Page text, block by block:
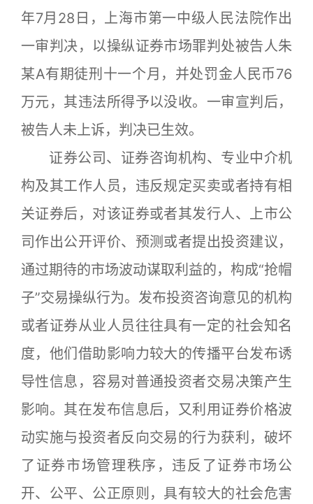
年7月28日，上海市第一中级人民法院作出
一审判决，以操纵证券市场罪判处被告人朱
某A有期徒刑十一个月，并处罚金人民币76
万元，其违法所得予以没收。一审宣判后，
被告人未上诉，判决已生效。
证券公司、证券咨询机构、专业中介机
构及其工作人员，违反规定买卖或者持有相
关证券后，对该证券或者其发行人、上市公
司作出公开评价、预测或者提出投资建议，
通过期待的市场波动谋取利益的，构成“抢帽
子”交易操纵行为。发布投资咨询意见的机构
或者证券从业人员往往具有一定的社会知名
度，他们借助影响力较大的传播平台发布诱
导性信息，容易对普通投资者交易决策产生
影响。其在发布信息后，又利用证券价格波
动实施与投资者反向交易的行为获利，破坏
了证券市场管理秩序，违反了证券市场公
开、公平、公正原则，具有较大的社会危害